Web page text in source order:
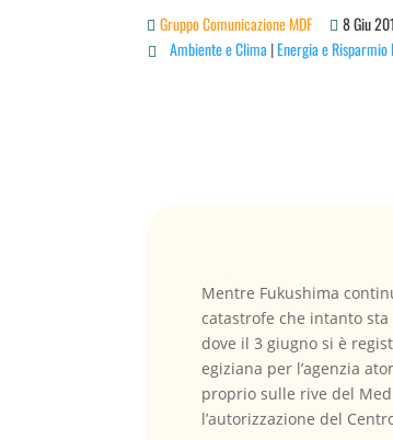
Gruppo Comunicazione MDF 8 Giu
 Ambiente e Clima |Energia e Risparmio
Mentre Fukushima
catastrofe che intanto
dove il 3 giugno si è
egiziana per l’agenzia
proprio sulle rive del
l’autorizzazione del